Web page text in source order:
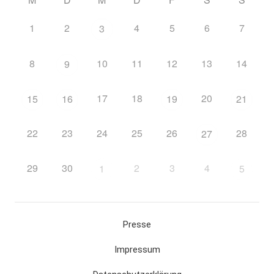
1 2 3 4 5 6 7
8 9 10 11 12 13 14
15 16 17 18 19 20 21
22 23 24 25 26 27 28
29 30 1 2 3 4 5
Presse
Impressum